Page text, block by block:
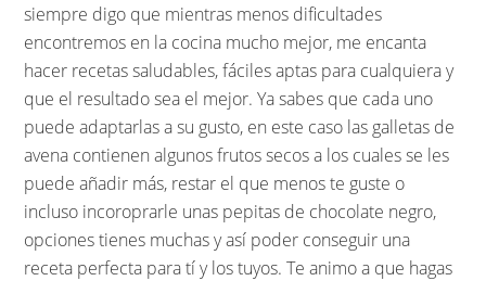
siempre digo que mientras menos dificultades
encontremos en la cocina mucho mejor, me encanta
hacer recetas saludables, fáciles aptas para cualquiera y
que el resultado sea el mejor. Ya sabes que cada uno
puede adaptarlas a su gusto, en este caso las galletas de
avena contienen algunos frutos secos a los cuales se les
puede añadir más, restar el que menos te guste o
incluso incoroprarle unas pepitas de chocolate negro,
opciones tienes muchas y así poder conseguir una
receta perfecta para tí y los tuyos. Te animo a que hagas